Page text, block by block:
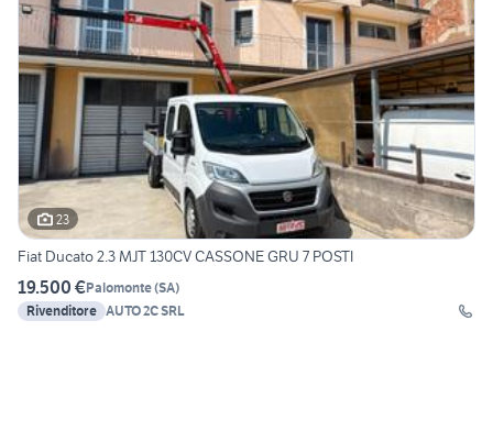
23
Fiat Ducato 2.3 MJT 130CV CASSONE GRU 7 POSTI
19.500 €Palomonte(SA)
Rivenditore AUTO 2C SRL